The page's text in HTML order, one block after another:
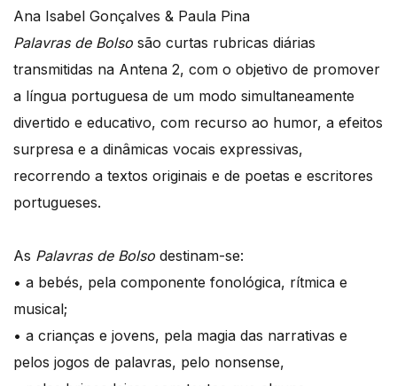
Ana Isabel Gonçalves & Paula Pina
Palavras de Bolso são curtas rubricas diárias
transmitidas na Antena 2, com o objetivo de promover
a língua portuguesa de um modo simultaneamente
divertido e educativo, com recurso ao humor, a efeitos
surpresa e a dinâmicas vocais expressivas,
recorrendo a textos originais e de poetas e escritores
portugueses.
As Palavras de Bolso destinam-se:
• a bebés, pela componente fonológica, rítmica e
musical;
• a crianças e jovens, pela magia das narrativas e
pelos jogos de palavras, pelo nonsense,